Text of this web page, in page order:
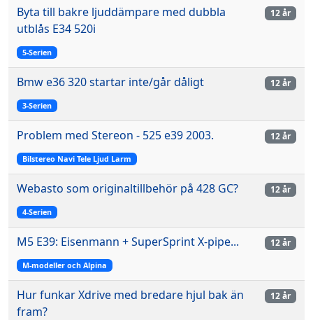
Byta till bakre ljuddämpare med dubbla
utblås E34 520i
5-Serien
12 år
Bmw e36 320 startar inte/går dåligt
3-Serien
12 år
Problem med Stereon - 525 e39 2003.
Bilstereo Navi Tele Ljud Larm
12 år
Webasto som originaltillbehör på 428 GC?
4-Serien
12 år
M5 E39: Eisenmann + SuperSprint X-pipe...
M-modeller och Alpina
12 år
Hur funkar Xdrive med bredare hjul bak än
fram?
12 år